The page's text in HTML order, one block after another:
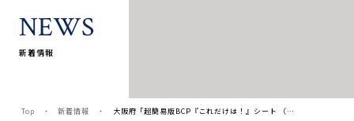
NEWS
新着情報
Top 新着情報 大阪府「超簡易版BCP『これだけは！』シート （…